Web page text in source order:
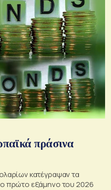
πράσινα
κατέγραψαν τα
πρώτο εξάμηνο του 2026